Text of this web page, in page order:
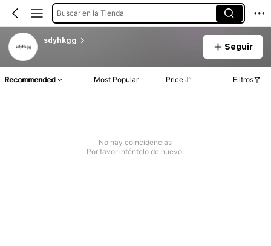
Buscar en la Tienda
sdyhkgg
Seguir
Recommended Most Popular Price Filtros
No hay coincidencias
Por favor inténtelo de nuevo.